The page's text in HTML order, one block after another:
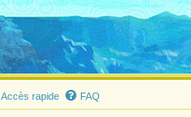
Accès rapide FAQ